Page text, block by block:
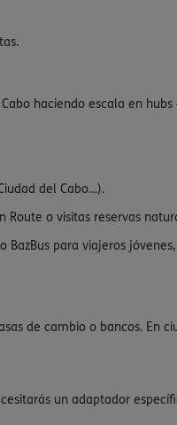
haciendo escala en
del Cabo…).
o visitas reservas
para viajeros
de cambio o bancos. En
un adaptador